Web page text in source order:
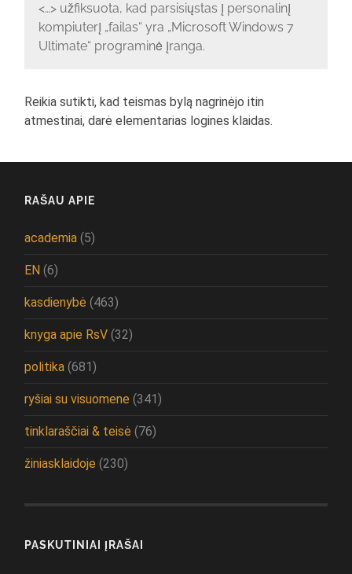
<…> užfiksuota, kad parsisiųstas į personalinį
kompiuterį „failas“ yra „Microsoft Windows 7
Ultimate“ programinė įranga.
Reikia sutikti, kad teismas bylą nagrinėjo itin
atmestinai, darė elementarias logines klaidas.
RAŠAU APIE
academia (5)
EN (6)
kasdienybė (463)
knyga apie RsV (32)
politika (681)
ryšiai su visuomene (341)
tinklaraščiai & teisė (76)
žiniasklaidoje (230)
PASKUTINIAI ĮRAŠAI